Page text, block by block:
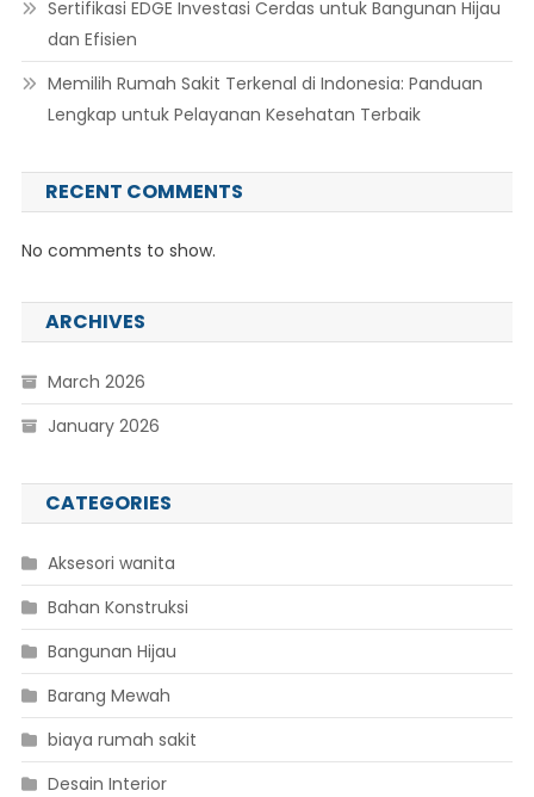
Sertifikasi EDGE Investasi Cerdas untuk Bangunan Hijau
dan Efisien
Memilih Rumah Sakit Terkenal di Indonesia: Panduan
Lengkap untuk Pelayanan Kesehatan Terbaik
RECENT COMMENTS
No comments to show.
ARCHIVES
March 2026
January 2026
CATEGORIES
Aksesori wanita
Bahan Konstruksi
Bangunan Hijau
Barang Mewah
biaya rumah sakit
Desain Interior